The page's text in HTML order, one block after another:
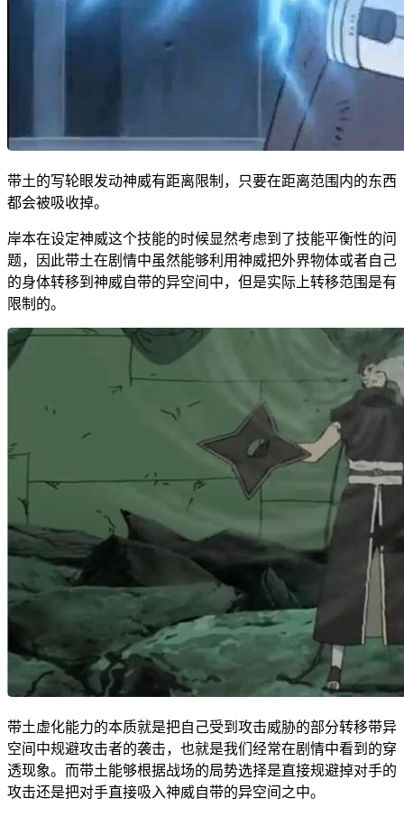
带土的写轮眼发动神威有距离限制，只要在距离范围内的东西
都会被吸收掉。
岸本在设定神威这个技能的时候显然考虑到了技能平衡性的问
题，因此带土在剧情中虽然能够利用神威把外界物体或者自己
的身体转移到神威自带的异空间中，但是实际上转移范围是有
限制的。
带土虚化能力的本质就是把自己受到攻击威胁的部分转移带异
空间中规避攻击者的袭击，也就是我们经常在剧情中看到的穿
透现象。而带土能够根据战场的局势选择是直接规避掉对手的
攻击还是把对手直接吸入神威自带的异空间之中。